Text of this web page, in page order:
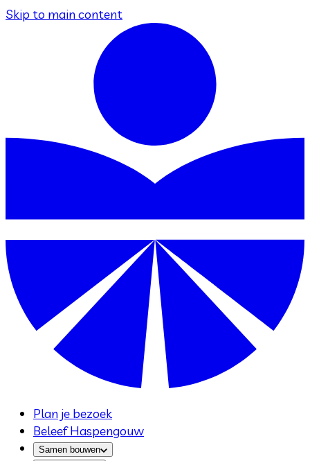
Skip to main content
Plan je bezoek
Beleef Haspengouw
Samen bouwen